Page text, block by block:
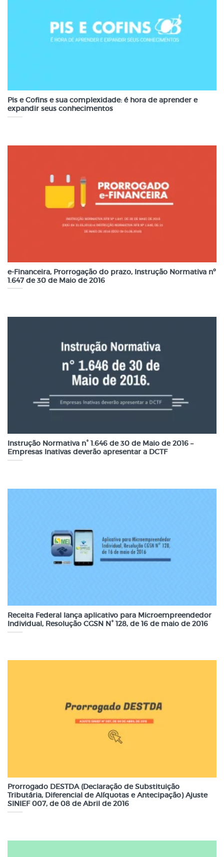
Pis e Cofins e sua complexidade: é hora de aprender e
expandir seus conhecimentos
e-Financeira, Prorrogação do prazo, Instrução Normativa nº
1.647 de 30 de Maio de 2016
Instrução Normativa n° 1.646 de 30 de Maio de 2016 –
Empresas Inativas deverão apresentar a DCTF
Receita Federal lança aplicativo para Microempreendedor
Individual, Resolução CGSN N° 128, de 16 de maio de 2016
Prorrogado DESTDA (Declaração de Substituição
Tributária, Diferencial de Alíquotas e Antecipação) Ajuste
SINIEF 007, de 08 de Abril de 2016